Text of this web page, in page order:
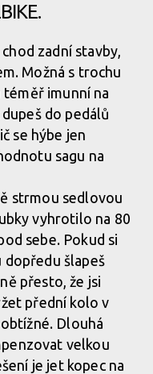
zadní stavby,
Možná s trochu
imunní na
do pedálů
se hýbe jen
sagu na
strmou sedlovou
vyhrotilo na 80
sebe. Pokud si
dopředu šlapeš
přesto, že jsi
přední kolo v
Dlouhá
velkou
je jet kopec na